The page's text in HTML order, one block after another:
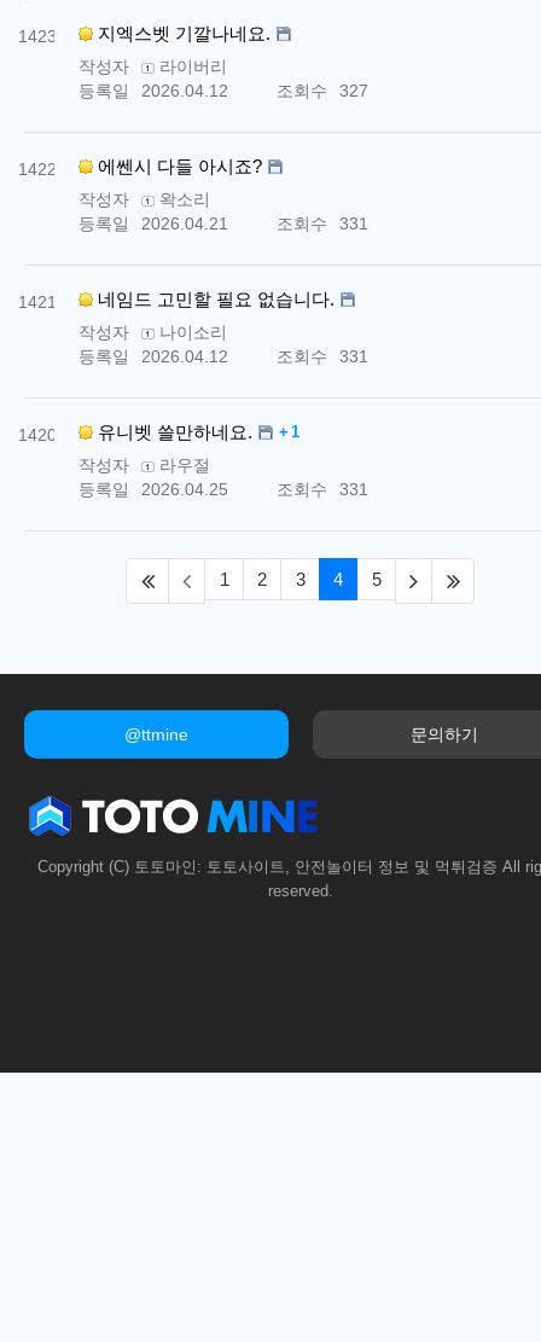
1423 지엑스벳 기깔나네요.
작성자
라이버리
등록일
2026.04.12 조회수 327
1422 에쎈시 다들 아시죠?
작성자
왁소리
등록일
2026.04.21 조회수 331
1421 네임드 고민할 필요 없습니다.
작성자
나이소리
등록일
2026.04.12 조회수 331
1420 유니벳 쓸만하네요. 댓글
1
작성자
라우절
등록일
2026.04.25 조회수 331
(first) 1 2 3 4(current)
5 (next)(last)
@ttmine 문의하기
Copyright (C) 토토마인: 토토사이트, 안전놀이터 정보 및 먹튀검증 All
reserved.